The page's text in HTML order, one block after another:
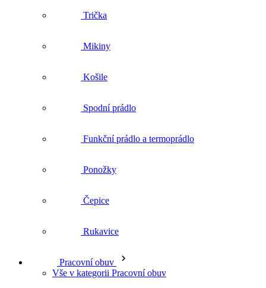
Trička
Mikiny
Košile
Spodní prádlo
Funkční prádlo a termoprádlo
Ponožky
Čepice
Rukavice
Pracovní obuv
Vše v kategorii Pracovní obuv